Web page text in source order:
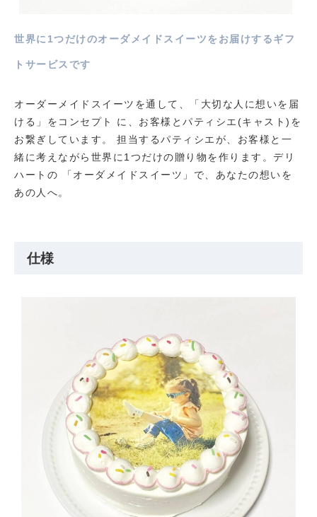
世界に1つだけのオーダメイドスイーツをお届けするギフ
トサービスです
オーダーメイドスイーツを通して、「大切な人に想いを届
ける」をコンセプト に、お客様とパティシエ(キャスト)を
お繋ぎしています。 担当するパティシエが、お客様と一
緒に考えながら世界に1つだけの贈り物を作ります。デリ
ハートの 「オーダメイドスイーツ」で、あなたの想いを
あの人へ。
仕様